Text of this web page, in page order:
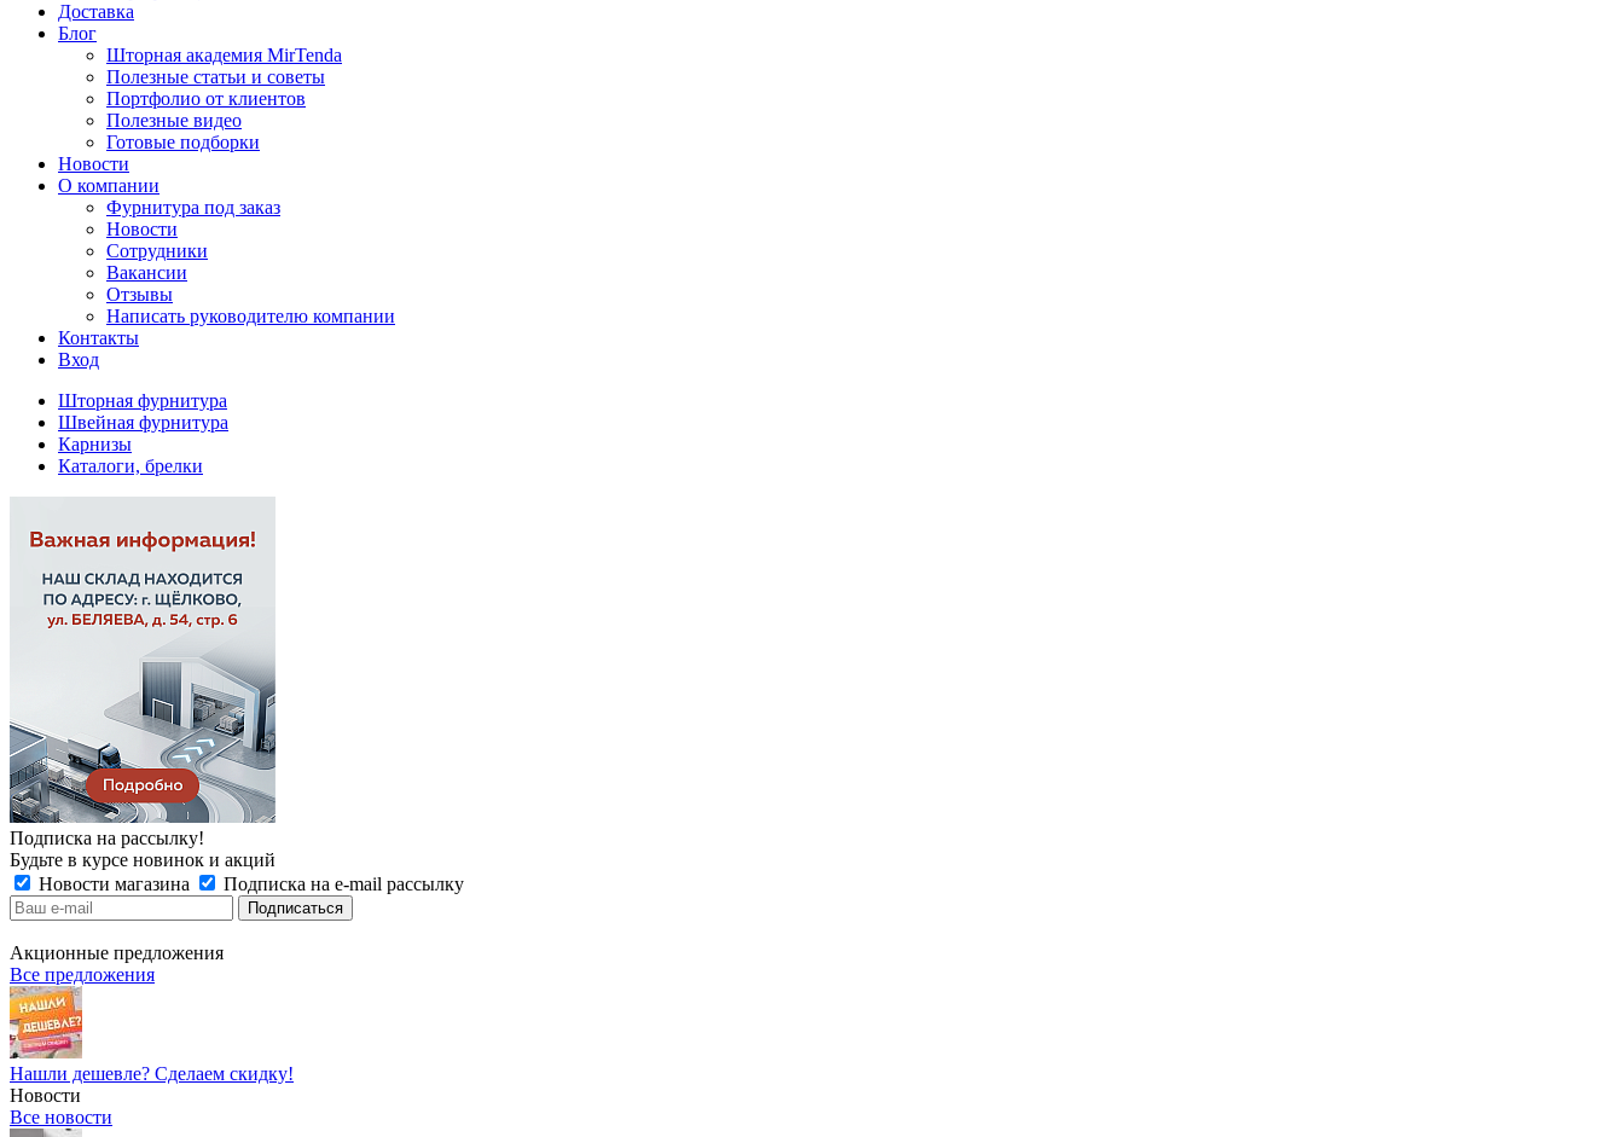
Доставка
Блог
Шторная академия MirTenda
Полезные статьи и советы
Портфолио от клиентов
Полезные видео
Готовые подборки
Новости
О компании
Фурнитура под заказ
Новости
Сотрудники
Вакансии
Отзывы
Написать руководителю компании
Контакты
Вход
Шторная фурнитура
Швейная фурнитура
Карнизы
Каталоги, брелки
Подписка на рассылку!
Будьте в курсе новинок и акций
Новости магазина
Подписка на e-mail рассылку
Акционные предложения
Все предложения
Нашли дешевле? Сделаем скидку!
Новости
Все новости